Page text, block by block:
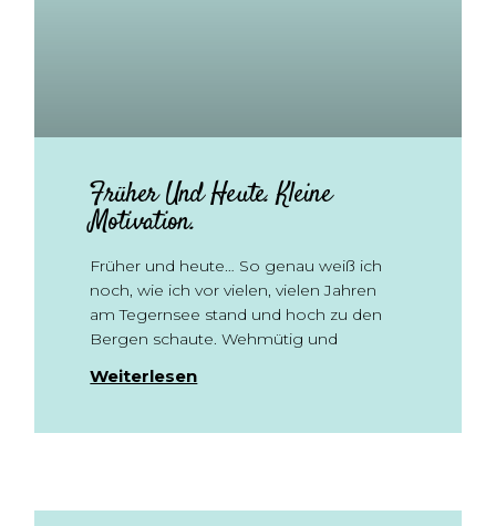
Früher Und Heute. Kleine
Motivation.
Früher und heute… So genau weiß ich
noch, wie ich vor vielen, vielen Jahren
am Tegernsee stand und hoch zu den
Bergen schaute. Wehmütig und
Weiterlesen